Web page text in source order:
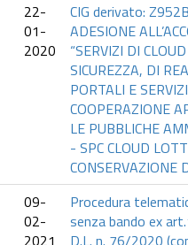
22-
01-
2020
CIG derivato:
ADESIONE
“SERVIZI DI
SICUREZZA, DI
PORTALI E
COOPERAZIONE
LE PUBBLICHE
- SPC CLOUD
CONSERVAZIONE
09-
02-
2021
Procedura
senza bando ex
D.L. n. 76/2020